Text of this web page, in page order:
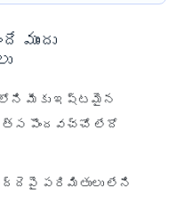
మీకు ఇష్టమైన
పొందవచ్చో లేదో
పరిమితులు లేని